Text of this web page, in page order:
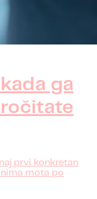
ga
prvi konkretan
mota po